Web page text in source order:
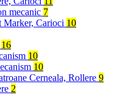
mecanic 7
Marker, Carioci 10
16
10
10
Cerneala, Rollere 9
2